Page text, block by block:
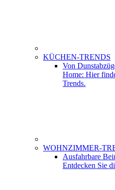
KÜCHEN-TRENDS
Von
Home: Hier
Trends.
WOHNZIMMER-
Ausfahrbare
Entdecken Sie